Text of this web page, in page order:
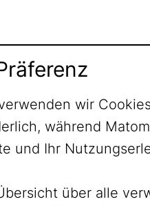
wir
während
und Ihr
über alle